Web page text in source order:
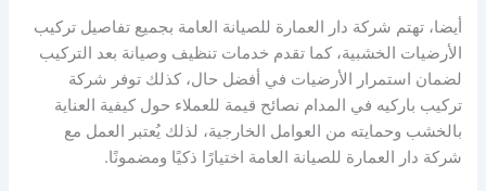
أيضا، تهتم شركة دار العمارة للصيانة العامة بجميع تفاصيل تركيب
الأرضيات الخشبية، كما تقدم خدمات تنظيف وصيانة بعد التركيب
لضمان استمرار الأرضيات في أفضل حال، كذلك توفر شركة
تركيب باركيه في المدام نصائح قيمة للعملاء حول كيفية العناية
بالخشب وحمايته من العوامل الخارجية، لذلك يُعتبر العمل مع
شركة دار العمارة للصيانة العامة اختيارًا ذكيًا ومضمونًا.